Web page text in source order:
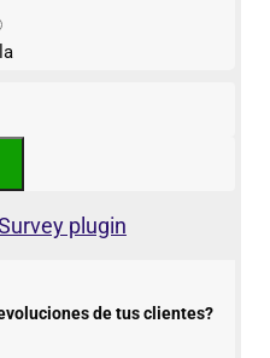
plugin
de tus clientes?